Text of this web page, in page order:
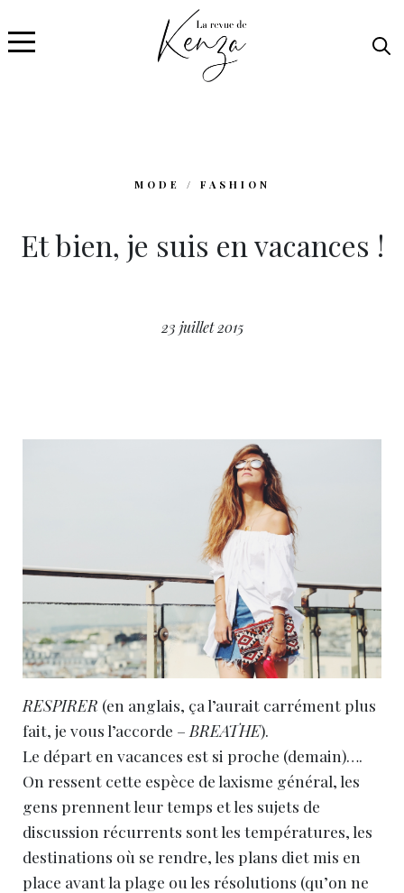
MODE / FASHION
Et bien, je suis en vacances !
23 juillet 2015
RESPIRER (en anglais, ça l’aurait carrément plus
fait, je vous l’accorde – BREATHE).
Le départ en vacances est si proche (demain)….
On ressent cette espèce de laxisme général, les
gens prennent leur temps et les sujets de
discussion récurrents sont les températures, les
destinations où se rendre, les plans diet mis en
place avant la plage ou les résolutions (qu’on ne